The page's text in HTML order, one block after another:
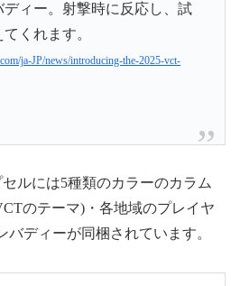
ディー。射撃時に反応し、試
くれます。
ja-JP/news/introducing-the-2025-vct-
ルには5種類のカラーのカラム
のテーマ)・各地域のプレイヤ
バディーが同梱されています。